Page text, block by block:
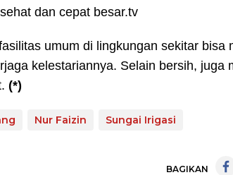
dan cepat besar.tv
umum di lingkungan sekitar bisa
kelestariannya. Selain bersih, juga
(*)
Nur Faizin Sungai Irigasi
BAGIKAN